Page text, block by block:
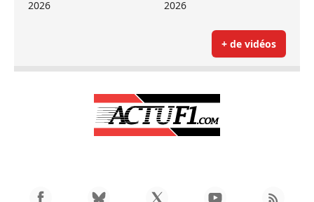
2026
2026
+ de vidéos